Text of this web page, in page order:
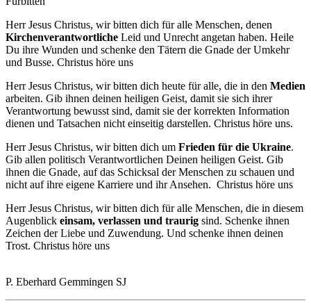
Herr Jesus Christus, wir bitten dich für alle Menschen, denen
Kirchenverantwortliche Leid und Unrecht angetan haben. Heile
Du ihre Wunden und schenke den Tätern die Gnade der Umkehr
und Busse. Christus höre uns
Herr Jesus Christus, wir bitten dich heute für alle, die in den Medien
arbeiten. Gib ihnen deinen heiligen Geist, damit sie sich ihrer
Verantwortung bewusst sind, damit sie der korrekten Information
dienen und Tatsachen nicht einseitig darstellen. Christus höre uns.
Herr Jesus Christus, wir bitten dich um Frieden für die Ukraine.
Gib allen politisch Verantwortlichen Deinen heiligen Geist. Gib
ihnen die Gnade, auf das Schicksal der Menschen zu schauen und
nicht auf ihre eigene Karriere und ihr Ansehen. Christus höre uns
Herr Jesus Christus, wir bitten dich für alle Menschen, die in diesem
Augenblick einsam, verlassen und traurig sind. Schenke ihnen
Zeichen der Liebe und Zuwendung. Und schenke ihnen deinen
Trost. Christus höre uns
P. Eberhard Gemmingen SJ